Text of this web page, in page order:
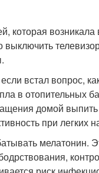
которая
встал вопрос,
в отопительных
домой выпить
при легких
мелатонин.